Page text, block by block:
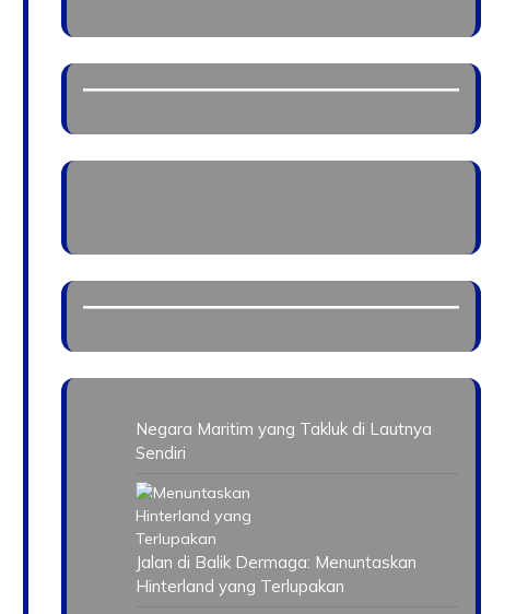
Negara Maritim yang Takluk di Lautnya
Sendiri
Jalan di Balik Dermaga: Menuntaskan
Hinterland yang Terlupakan